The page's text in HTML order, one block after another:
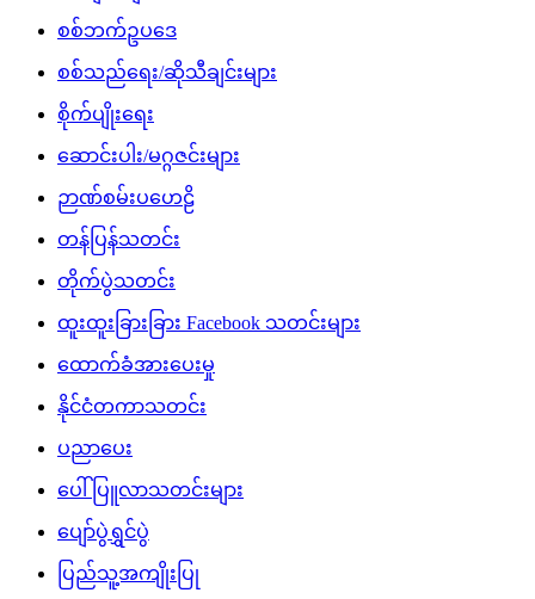
စစ်ဘက်ဥပဒေ
စစ်သည်ရေး/ဆိုသီချင်းများ
စိုက်ပျိုးရေး
ဆောင်းပါး/မဂ္ဂဇင်းများ
ဉာဏ်စမ်းပဟေဠိ
တန်ပြန်သတင်း
တိုက်ပွဲသတင်း
ထူးထူးခြားခြား Facebook သတင်းများ
ထောက်ခံအားပေးမှု
နိုင်ငံတကာသတင်း
ပညာပေး
ပေါ်ပြူလာသတင်းများ
ပျော်ပွဲရွှင်ပွဲ
ပြည်သူ့အကျိုးပြု